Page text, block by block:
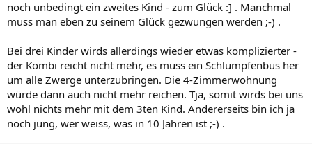
noch unbedingt ein zweites Kind - zum Glück :] . Manchmal
muss man eben zu seinem Glück gezwungen werden ;-) .
Bei drei Kinder wirds allerdings wieder etwas komplizierter -
der Kombi reicht nicht mehr, es muss ein Schlumpfenbus her
um alle Zwerge unterzubringen. Die 4-Zimmerwohnung
würde dann auch nicht mehr reichen. Tja, somit wirds bei uns
wohl nichts mehr mit dem 3ten Kind. Andererseits bin ich ja
noch jung, wer weiss, was in 10 Jahren ist ;-) .